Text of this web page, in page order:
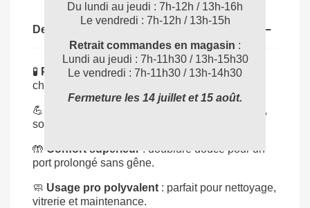
Description
🧪 Protection renforcée: résistent aux produits
chimiques et à l’humidité.
💪
: assure étanchéité,
souplesse et durabilité.
🤲 Confort supérieur : doublure douce pour un
port prolongé sans gêne.
🧼 Usage pro polyvalent : parfait pour nettoyage,
vitrerie et maintenance.
Du lundi au jeudi : 7h-12h / 13h-16h
Le vendredi : 7h-12h / 13h-15h
Retrait commandes en magasin :
Lundi au jeudi : 7h-11h30 / 13h-15h30
Le vendredi : 7h-11h30 / 13h-14h30
Fermeture les 14 juillet et 15 août.